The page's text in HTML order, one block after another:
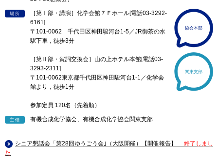
場所
［第Ⅰ部・講演］化学会館７Ｆホール[電話03-3292-
6161]
〒101-0062 千代田区神田駿河台1-5／JR御茶の水
駅下車，徒歩3分
［第Ⅱ部・賀詞交換会］山の上ホテル本館[電話03-
3293-2311]
〒101-0062東京都千代田区神田駿河台1-1／化学会
館より，徒歩1分
参加定員 120名（先着順）
主催 有機合成化学協会、有機合成化学協会関東支部
協会本部
関東支部
シニア懇話会「第28回ゆうごう会｣（大阪開催）【開催報告】
終了しまし
た